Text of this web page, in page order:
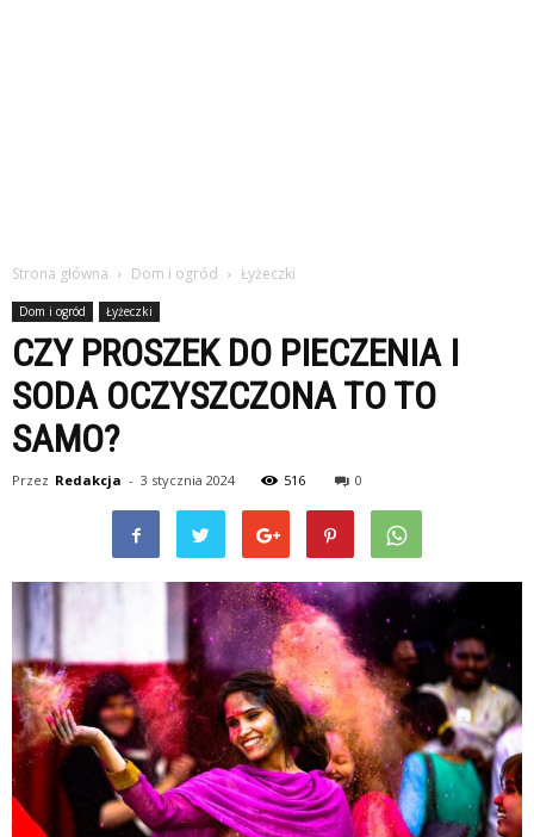
Strona główna Dom i ogród Łyżeczki
Dom i ogród Łyżeczki
CZY PROSZEK DO PIECZENIA I
SODA OCZYSZCZONA TO TO
SAMO?
Przez Redakcja - 3 stycznia 2024 516 0